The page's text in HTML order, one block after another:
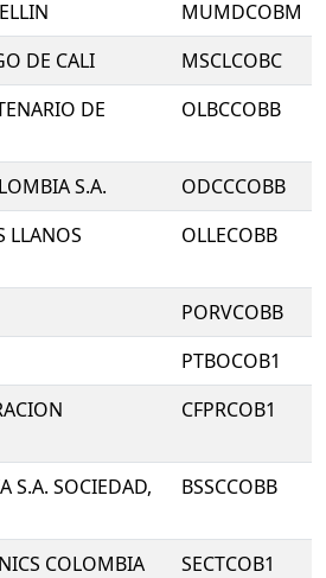
MUMDCOBM
DE CALI
MSCLCOBC
DE
OLBCCOBB
S.A.
ODCCCOBB
LLANOS
OLLECOBB
PORVCOBB
PTBOCOB1
CFPRCOB1
S.A. SOCIEDAD,
BSSCCOBB
COLOMBIA
SECTCOB1